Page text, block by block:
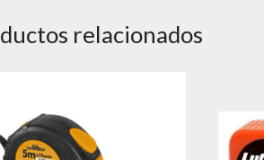
relacionados